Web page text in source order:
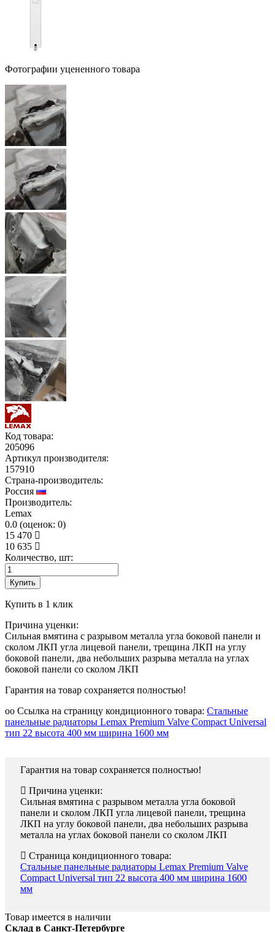
Фотографии уцененного товара
Код товара:
205096
Артикул производителя:
157910
Страна-производитель:
Россия
Производитель:
Lemax
0.0 (оценок: 0)
15 470
10 635
Количество, шт:
Купить
Купить в 1 клик
Причина уценки:
Сильная вмятина с разрывом металла угла боковой панели и
сколом ЛКП угла лицевой панели, трещина ЛКП на углу
боковой панели, два небольших разрыва металла на углах
боковой панели со сколом ЛКП
Гарантия на товар сохраняется полностью!
oo Ссылка на страницу кондиционного товара: Стальные
панельные радиаторы Lemax Premium Valve Compact Universal
тип 22 высота 400 мм ширина 1600 мм
Гарантия на товар сохраняется полностью!
Причина уценки:
Сильная вмятина с разрывом металла угла боковой
панели и сколом ЛКП угла лицевой панели, трещина
ЛКП на углу боковой панели, два небольших разрыва
металла на углах боковой панели со сколом ЛКП
Страница кондиционного товара:
Стальные панельные радиаторы Lemax Premium Valve
Compact Universal тип 22 высота 400 мм ширина 1600
мм
Товар имеется в наличии
Склад в Санкт-Петербурге